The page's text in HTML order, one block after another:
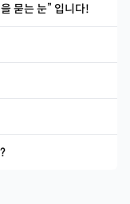
묻는 눈” 입니다!